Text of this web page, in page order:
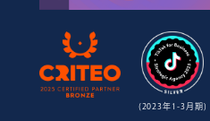
(2023年1-3月期)